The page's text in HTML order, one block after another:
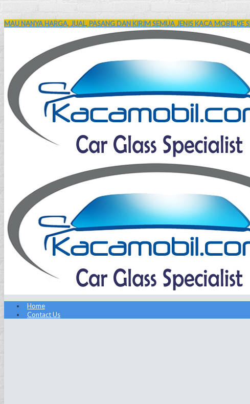
MAU NANYA HARGA, JUAL, PASANG DAN KIRIM SEMUA JENIS KACA MOBIL
Home
Contact Us